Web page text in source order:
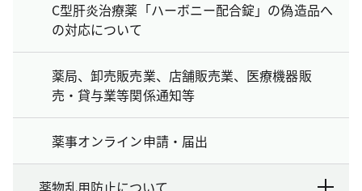
C型肝炎治療薬「ハーボニー配合錠」の偽造品へ
の対応について
薬局、卸売販売業、店舗販売業、医療機器販
売・貸与業等関係通知等
薬事オンライン申請・届出
薬物乱用防止について